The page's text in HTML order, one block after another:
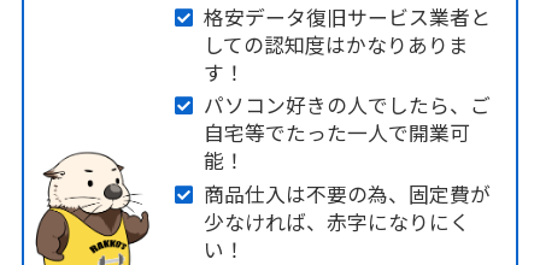
格安データ復旧サービス業者と
しての認知度はかなりありま
す！
パソコン好きの人でしたら、ご
自宅等でたった一人で開業可
能！
商品仕入は不要の為、固定費が
少なければ、赤字になりにく
い！